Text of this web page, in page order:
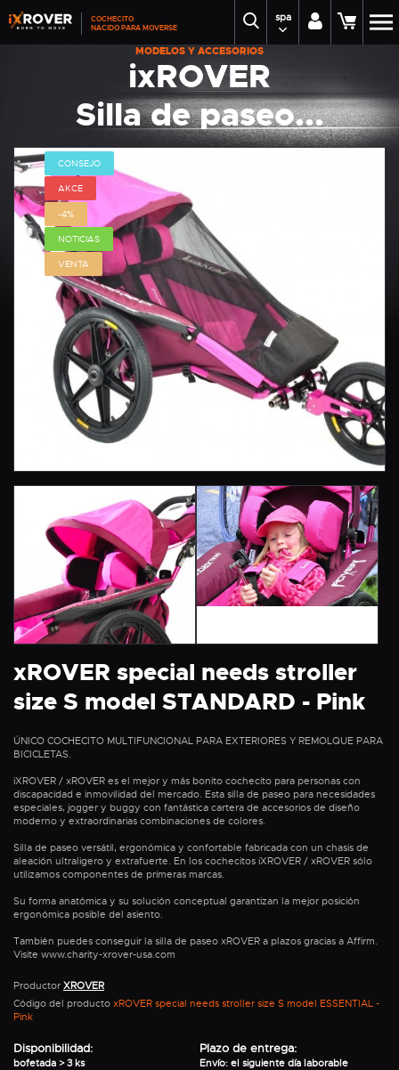
COCHECITO
NACIDO PARA MOVERSE
spa
MODELOS Y ACCESORIOS
ixROVER
Silla de paseo...
CONSEJO
AKCE
-4%
NOTICIAS
VENTA
xROVER special needs stroller
size S model STANDARD - Pink
ÚNICO COCHECITO MULTIFUNCIONAL PARA EXTERIORES Y REMOLQUE PARA
BICICLETAS.
iXROVER / xROVER es el mejor y más bonito cochecito para personas con
discapacidad e inmovilidad del mercado. Esta silla de paseo para necesidades
especiales, jogger y buggy con fantástica cartera de accesorios de diseño
moderno y extraordinarias combinaciones de colores.
Silla de paseo versátil, ergonómica y confortable fabricada con un chasis de
aleación ultraligero y extrafuerte. En los cochecitos iXROVER / xROVER sólo
utilizamos componentes de primeras marcas.
Su forma anatómica y su solución conceptual garantizan la mejor posición
ergonómica posible del asiento.
También puedes conseguir la silla de paseo xROVER a plazos gracias a Affirm.
Visite www.charity-xrover-usa.com
Productor XROVER
Código del producto xROVER special needs stroller size S model ESSENTIAL -
Pink
Disponibilidad:
bofetada > 3 ks
Plazo de entrega:
Envío: el siguiente día laborable